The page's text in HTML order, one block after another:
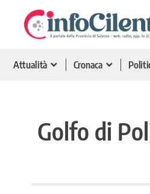
Attualità Cronaca
Golfo di